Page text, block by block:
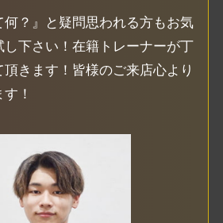
何？』と疑問思われる方もお気
下さい！在籍トレーナーが丁
きます！皆様のご来店心より
！